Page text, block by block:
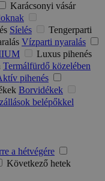
Karácsonyi vásár
Síelés
Tengerparti
Vízparti nyaralás
Luxus pihenés
Termálfürdő közelében
pihenés
Borvidékek
belépőkkel
a hétvégére
Következő hetek